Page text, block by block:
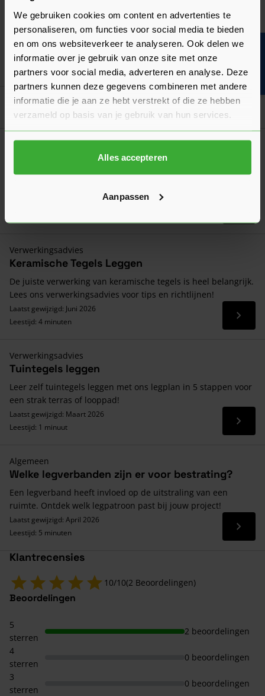
We gebruiken cookies om content en advertenties te
personaliseren, om functies voor social media te bieden
en om ons websiteverkeer te analyseren. Ook delen we
informatie over je gebruik van onze site met onze
partners voor social media, adverteren en analyse. Deze
partners kunnen deze gegevens combineren met andere
informatie die je aan ze hebt verstrekt of die ze hebben
verzameld op basis van je gebruik van hun services.
Alles accepteren
Aanpassen
Wallblock New 15x15x60
(1 Beoordeling)
Verkrijgbaar in 5 kleuren
Vanaf 4,69per stuk
Goed voorbereid aan de slag
Algemeen
Hoeveel bestrating per m² heb je nodig?
Wij leggen je eenvoudig uit hoe je zelf berekent hoeveel
Laatst gewijzigd: Maart 2026
Verwerkingsadvies
Keramische Tegels Leggen
De juiste verwerking van keramische tegels is heel belangrijk.
Lees ons verwerkingsadvies voor tips en richtlijnen!
Laatst gewijzigd: Juni 2026
Leestijd: 4 minuten
Lees
Verwerkingsadvies
Tuintegels leggen
Leer zelf tuintegels leggen met ons legplan in 5 stappen voor
een strak terras of looppad!
Laatst gewijzigd: Maart 2026
Leestijd: 1 minuut
Lees
Algemeen
Welke legverbanden zijn er voor bestrating?
Een legverband heeft invloed op de uitstraling van een
ruimte. Ontdek welk legpatroon past bij jouw project!
Laatst gewijzigd: April 2026
Leestijd: 5 minuten
Lees
Klantrecensies
10/10(2 Beoordelingen)
Beoordelingen
5
sterren
2 beoordelingen
4
sterren
0 beoordelingen
3
sterren
0 beoordelingen